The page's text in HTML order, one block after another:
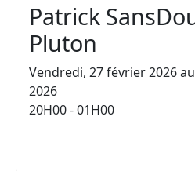
Patrick
Pluton
Vendredi, 27 février 2026
2026
20H00 - 01H00